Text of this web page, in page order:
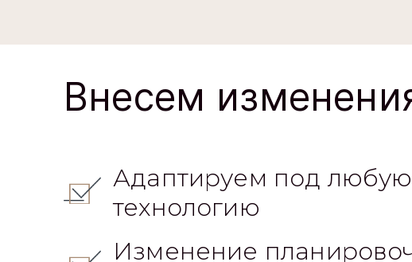
Внесем
Адаптируем под любую
технологию
Изменение